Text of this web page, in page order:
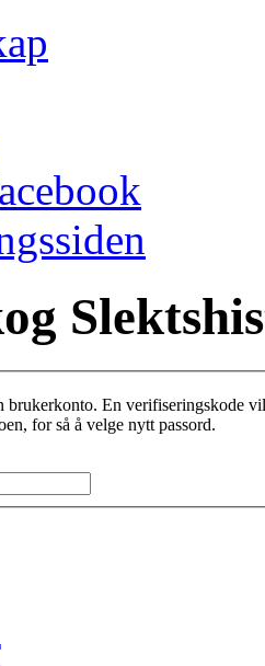
for så å velge nytt passord.